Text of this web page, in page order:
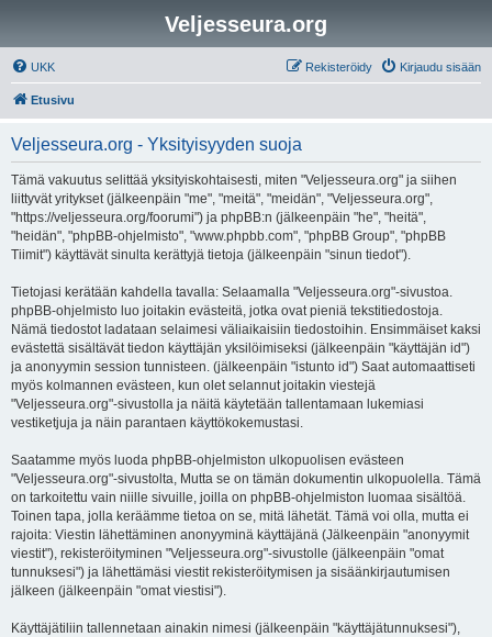
Veljesseura.org
UKK Kirjaudu sisään
Rekisteröidy
Etusivu
Veljesseura.org - Yksityisyyden suoja
Tämä vakuutus selittää yksityiskohtaisesti, miten "Veljesseura.org" ja siihen
liittyvät yritykset (jälkeenpäin "me", "meitä", "meidän", "Veljesseura.org",
"https://veljesseura.org/foorumi") ja phpBB:n (jälkeenpäin "he", "heitä",
"heidän", "phpBB-ohjelmisto", "www.phpbb.com", "phpBB Group", "phpBB
Tiimit") käyttävät sinulta kerättyjä tietoja (jälkeenpäin "sinun tiedot").
Tietojasi kerätään kahdella tavalla: Selaamalla "Veljesseura.org"-sivustoa.
phpBB-ohjelmisto luo joitakin evästeitä, jotka ovat pieniä tekstitiedostoja.
Nämä tiedostot ladataan selaimesi väliaikaisiin tiedostoihin. Ensimmäiset kaksi
evästettä sisältävät tiedon käyttäjän yksilöimiseksi (jälkeenpäin "käyttäjän id")
ja anonyymin session tunnisteen. (jälkeenpäin "istunto id") Saat automaattiseti
myös kolmannen evästeen, kun olet selannut joitakin viestejä
"Veljesseura.org"-sivustolla ja näitä käytetään tallentamaan lukemiasi
vestiketjuja ja näin parantaen käyttökokemustasi.
Saatamme myös luoda phpBB-ohjelmiston ulkopuolisen evästeen
"Veljesseura.org"-sivustolta, Mutta se on tämän dokumentin ulkopuolella. Tämä
on tarkoitettu vain niille sivuille, joilla on phpBB-ohjelmiston luomaa sisältöä.
Toinen tapa, jolla keräämme tietoa on se, mitä lähetät. Tämä voi olla, mutta ei
rajoita: Viestin lähettäminen anonyyminä käyttäjänä (Jälkeenpäin "anonyymit
viestit"), rekisteröityminen "Veljesseura.org"-sivustolle (jälkeenpäin "omat
tunnuksesi") ja lähettämäsi viestit rekisteröitymisen ja sisäänkirjautumisen
jälkeen (jälkeenpäin "omat viestisi").
Käyttäjätiliin tallennetaan ainakin nimesi (jälkeenpäin "käyttäjätunnuksesi"),